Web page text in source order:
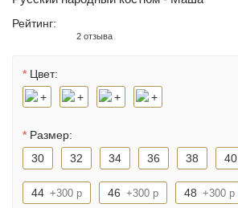
Рейтинг:
2 отзыва
Цвет:
Размер:
30
32 34 36 38 40
44 +300 р 46 +300 р 48 +300 р